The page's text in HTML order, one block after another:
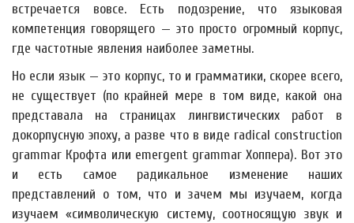
встречается вовсе. Есть подозрение, что языковая
компетенция говорящего — это просто огромный корпус,
где частотные явления наиболее заметны.
Но если язык — это корпус, то и грамматики, скорее всего,
не существует (по крайней мере в том виде, какой она
представала на страницах лингвистических работ в
докорпусную эпоху, а разве что в виде radical construction
grammar Крофта или emergent grammar Хоппера). Вот это
и есть самое радикальное изменение наших
представлений о том, что и зачем мы изучаем, когда
изучаем «символическую систему, соотносящую звук и